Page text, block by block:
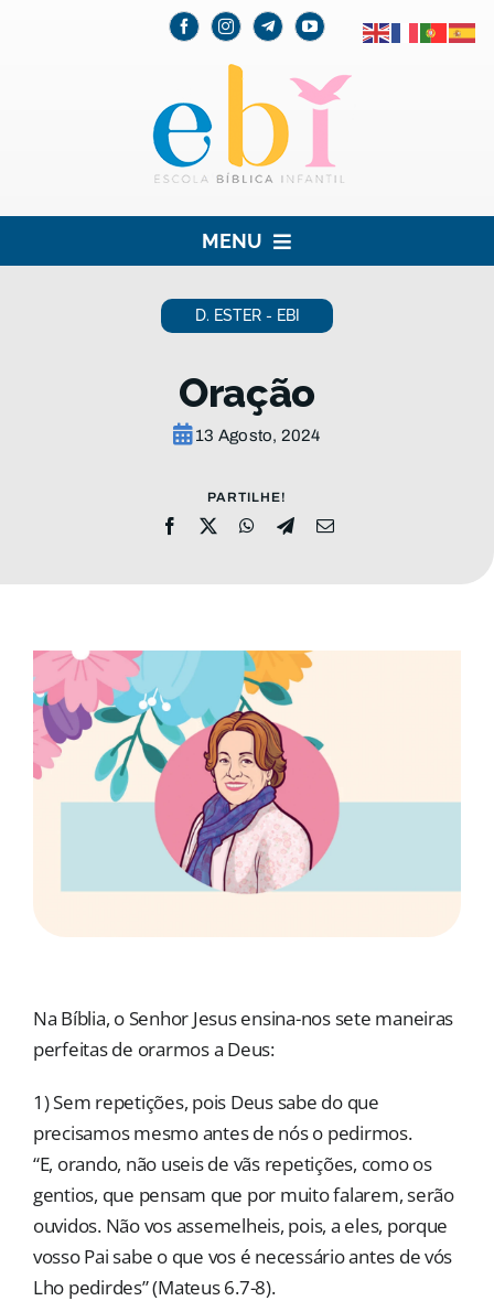
MENU
PARA AS CRIANÇAS
MENSAGENS
D. ESTER - EBI
Oração
13 Agosto, 2024
PARTILHE!
Na Bíblia, o Senhor Jesus ensina-nos sete maneiras
perfeitas de orarmos a Deus:
1) Sem repetições, pois Deus sabe do que
precisamos mesmo antes de nós o pedirmos.
“E, orando, não useis de vãs repetições, como os
gentios, que pensam que por muito falarem, serão
ouvidos. Não vos assemelheis, pois, a eles, porque
vosso Pai sabe o que vos é necessário antes de vós
Lho pedirdes” (Mateus 6.7-8).